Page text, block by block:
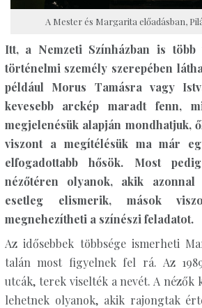
A Mester és Margarita előadásban,
Itt, a Nemzeti Színházban is
történelmi személy szerepében
például Morus Tamásra vagy
kevesebb arckép maradt fenn,
megjelenésük alapján mondhatjuk,
viszont a megítélésük ma már
elfogadottabb hősök. Most
nézőtéren olyanok, akik
esetleg elismerik, mások
megnehezítheti a színészi feladatot.
Az idősebbek többsége ismerheti
talán most figyelnek fel rá. Az
utcák, terek viselték a nevét. A nézők
lehetnek olyanok, akik rajongtak